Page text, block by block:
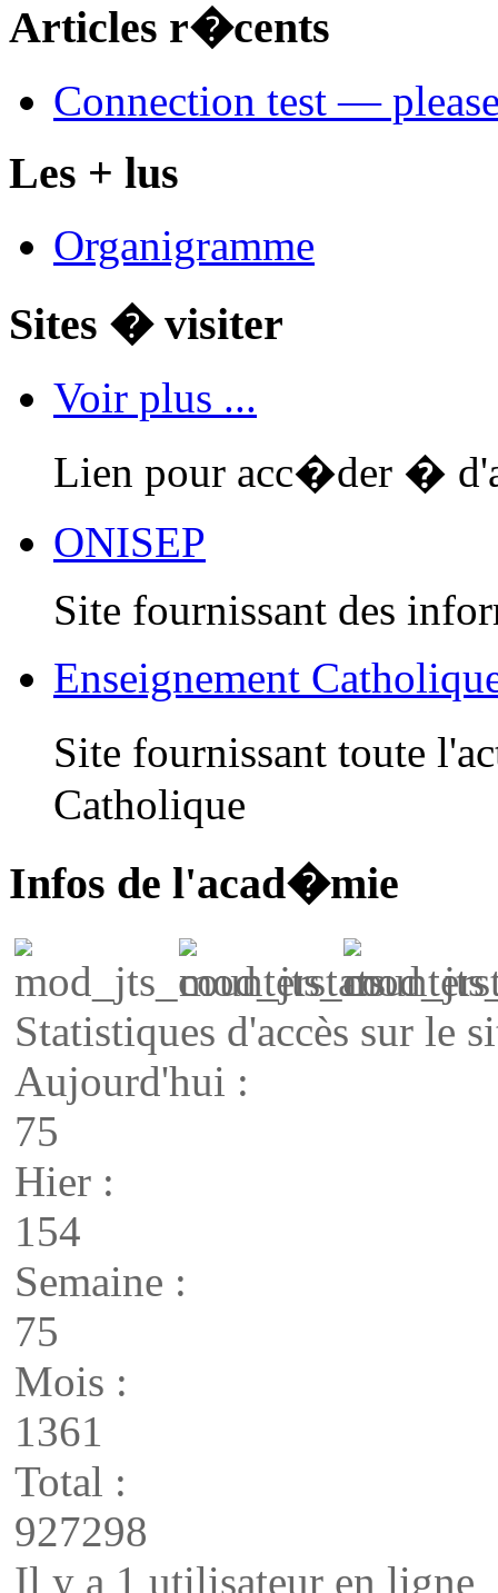
Articles r�cents
Connection test —
Les + lus
Organigramme
Sites � visiter
Voir plus ...
Lien pour acc�der �
ONISEP
Site fournissant des
Enseignement
Site fournissant toute
Catholique
Infos de l'acad�mie
Statistiques d'accès sur le
Aujourd'hui :
75
Hier :
154
Semaine :
75
Mois :
1361
Total :
927298
Il y a 1 utilisateur en ligne